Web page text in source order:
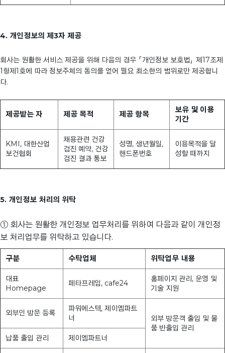
4. 개인정보의 제3자 제공
회사는 원활한 서비스 제공을 위해 다음의 경우 「개인정보 보호법」 제17조제
1항제1호에 따라 정보주체의 동의를 얻어 필요 최소한의 범위로만 제공합니
다.
제공받는 자 제공 목적 제공 항목
보유 및 이용
기간
KMI, 대한산업
보건협회
채용관련 건강
검진 예약, 건강
검진 결과 통보
성명, 생년월일,
핸드폰번호
이용목적을 달
성할 때까지
5. 개인정보 처리의 위탁
① 회사는 원활한 개인정보 업무처리를 위하여 다음과 같이 개인정
보 처리업무를 위탁하고 있습니다.
구분 수탁업체 위탁업무 내용
대표
Homepage
페타프레임, cafe24
홈페이지 관리, 운영 및
기술 지원
외부인 방문 등록
파워에스텍, 제이엠파트
너
외부 방문객 출입 및 물
품 반출입 관리
납품 출입 관리
제이엠파트너